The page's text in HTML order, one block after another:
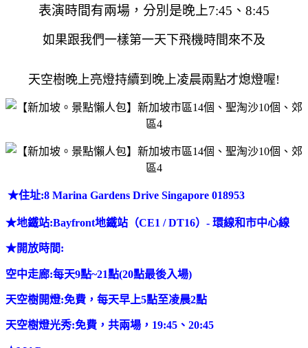
表演時間有兩場，分別是晚上7:45、8:45
如果跟我們一樣第一天下飛機時間來不及
天空樹晚上亮燈持續到晚上凌晨兩點才熄燈喔!
★住址:8 Marina Gardens Drive Singapore 018953
★地鐵站:Bayfront地鐵站（CE1 / DT16）- 環線和市中心線
★開放時間:
空中走廊:每天9點~21點(20點最後入場)
天空樹開燈:免費， 每天早上5點至凌晨2點
天空樹燈光秀:免費，共兩場，19:45、20:45